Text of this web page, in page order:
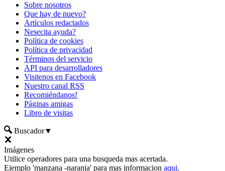
Sobre nosotros
Que hay de nuevo?
Artículos redactados
Nesecita ayuda?
Política de cookies
Política de privacidad
Términos del servicio
API para desarrolladores
Visitenos en Facebook
Nuestro canal RSS
Recomiéndanos!
Páginas amigas
Libro de visitas
Buscador▼
Imágenes
Utilice operadores para una busqueda mas acertada.
Ejemplo 'manzana -naranja' para mas informacion aqui.